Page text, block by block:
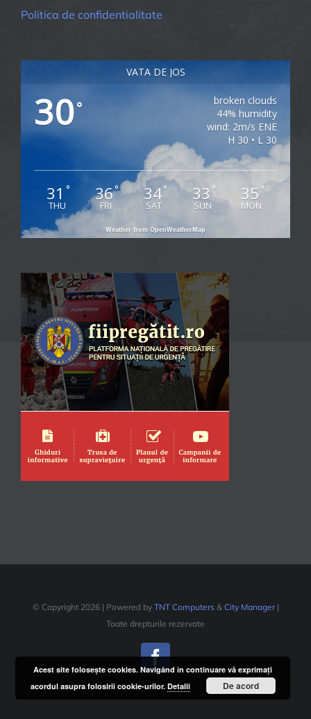
Politica de confidentialitate
VATA DE JOS
30°
broken clouds
44% humidity
wind: 2m/s ENE
H 30 • L 30
31 °
THU
36°
FRI
34°
SAT
33 °
SUN
35 °
MON
Weather from OpenWeatherMap
© Copyright 2026 | Powered by TNT Computers& City Manager|
Toate drepturile rezervate
Facebook
Acest site foloseşte cookies. Navigând în continuare vă exprimaţi
acordul asupra folosirii cookie-urilor. Detalii De acord